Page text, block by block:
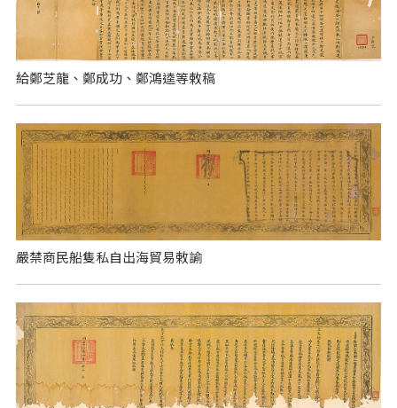
給鄭芝龍、鄭成功、鄭鴻逵等敕稿
嚴禁商民船隻私自出海貿易敕諭